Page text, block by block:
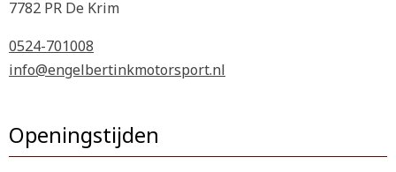
7782 PR De Krim
0524-701008
info@engelbertinkmotorsport.nl
Openingstijden